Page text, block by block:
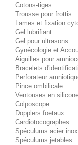
Cotons-tiges
Trousse pour frottis
Lames et fixation
Gel lubrifiant
Gel pour ultrasons
Gynécologie et
Aiguilles pour
Bracelets
Perforateur
Pince ombilicale
Ventouses en
Colposcope
Dopplers foetaux
Cardiotocographes
Spéculums acier inox
Spéculums jetables